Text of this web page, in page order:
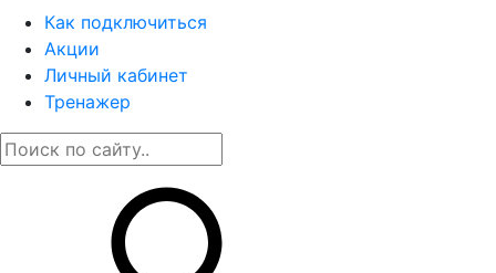
Как подключиться
Акции
Личный кабинет
Тренажер